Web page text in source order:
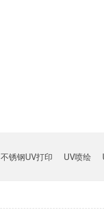
不锈钢UV打印 UV喷绘